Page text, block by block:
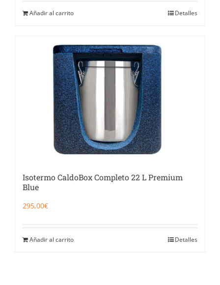
Añadir al carrito Detalles
Isotermo CaldoBox Completo 22 L Premium
Blue
295,00€
Añadir al carrito Detalles